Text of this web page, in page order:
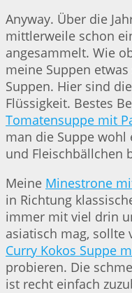
Anyway. Über die
mittlerweile schon
angesammelt. Wie
meine Suppen
Suppen. Hier sind
Flüssigkeit. Bestes
Tomatensuppe mit
man die Suppe wohl
und Fleischbällchen
Meine Minestrone
in Richtung
immer mit viel drin
asiatisch mag,
Curry Kokos Suppe
probieren. Die
ist recht einfach